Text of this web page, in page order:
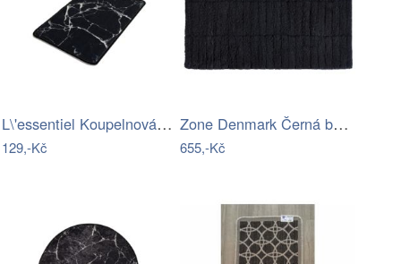
L\'essentiel Koupelnová předložka…
129,-Kč
Zone Denmark Černá bavlněná koupelnová…
655,-Kč